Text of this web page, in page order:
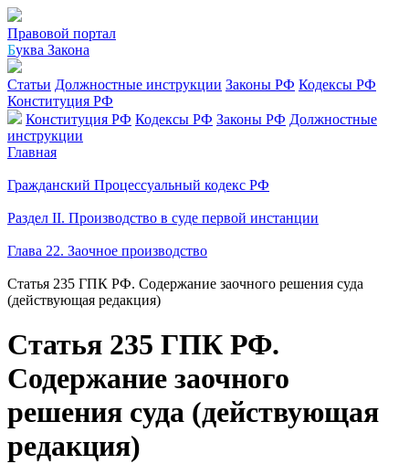
Правовой портал
Буква Закона
Статьи Должностные инструкции Законы РФ Кодексы РФ
Конституция РФ
Конституция РФ Кодексы РФ Законы РФ Должностные
инструкции
Главная
Гражданский Процессуальный кодекс РФ
Раздел II. Производство в суде первой инстанции
Глава 22. Заочное производство
Статья 235 ГПК РФ. Содержание заочного решения суда
(действующая редакция)
Статья 235 ГПК РФ.
Содержание заочного
решения суда (действующая
редакция)